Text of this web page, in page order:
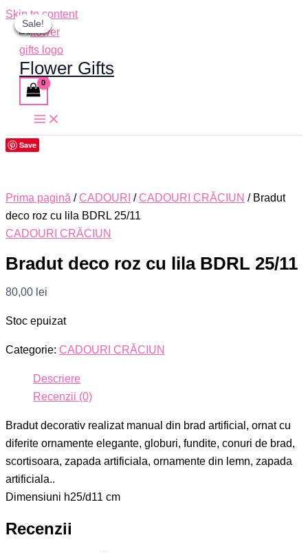
Skip to content
Flower Gifts
Save
Prima pagină /CADOURI /CADOURI CRĂCIUN / Bradut
deco roz cu lila BDRL 25/11
CADOURI CRĂCIUN
Bradut deco roz cu lila BDRL 25/11
80,00 lei
Stoc epuizat
Categorie: CADOURI CRĂCIUN
Descriere
Recenzii (0)
Bradut decorativ realizat manual din brad artificial, ornat cu
diferite ornamente elegante, globuri, fundite, conuri de brad,
scortisoara, zapada artificiala, ornamente din lemn, zapada
artificiala..
Dimensiuni h25/d11 cm
Recenzii
Sale!
Sale!
Sale!
Sale!